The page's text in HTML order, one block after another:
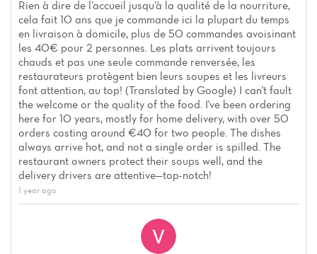
Rien à dire de l’accueil jusqu’à la qualité de la nourriture,
cela fait 10 ans que je commande ici la plupart du temps
en livraison à domicile, plus de 50 commandes avoisinant
les 40€ pour 2 personnes. Les plats arrivent toujours
chauds et pas une seule commande renversée, les
restaurateurs protègent bien leurs soupes et les livreurs
font attention, au top! (Translated by Google) I can't fault
the welcome or the quality of the food. I've been ordering
here for 10 years, mostly for home delivery, with over 50
orders costing around €40 for two people. The dishes
always arrive hot, and not a single order is spilled. The
restaurant owners protect their soups well, and the
delivery drivers are attentive—top-notch!
1 year ago